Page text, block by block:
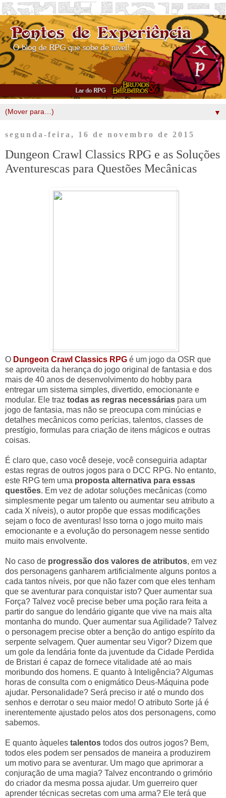
▼
segunda-feira, 16 de novembro de 2015
Dungeon Crawl Classics RPG e as Soluções
Aventurescas para Questões Mecânicas
O Dungeon Crawl Classics RPG é um jogo da OSR que
se aproveita da herança do jogo original de fantasia e dos
mais de 40 anos de desenvolvimento do hobby para
entregar um sistema simples, divertido, emocionante e
modular. Ele traz todas as regras necessárias para um
jogo de fantasia, mas não se preocupa com minúcias e
detalhes mecânicos como perícias, talentos, classes de
prestígio, formulas para criação de itens mágicos e outras
coisas.
É claro que, caso você deseje, você conseguiria adaptar
estas regras de outros jogos para o DCC RPG. No entanto,
este RPG tem uma proposta alternativa para essas
questões. Em vez de adotar soluções mecânicas (como
simplesmente pegar um talento ou aumentar seu atributo a
cada X níveis), o autor propõe que essas modificações
sejam o foco de aventuras! Isso torna o jogo muito mais
emocionante e a evolução do personagem nesse sentido
muito mais envolvente.
No caso de progressão dos valores de atributos, em vez
dos personagens ganharem artificialmente alguns pontos a
cada tantos níveis, por que não fazer com que eles tenham
que se aventurar para conquistar isto? Quer aumentar sua
Força? Talvez você precise beber uma poção rara feita a
partir do sangue do lendário gigante que vive na mais alta
montanha do mundo. Quer aumentar sua Agilidade? Talvez
o personagem precise obter a benção do antigo espírito da
serpente selvagem. Quer aumentar seu Vigor? Dizem que
um gole da lendária fonte da juventude da Cidade Perdida
de Bristari é capaz de fornece vitalidade até ao mais
moribundo dos homens. E quanto à Inteligência? Algumas
horas de consulta com o enigmático Deus-Máquina pode
ajudar. Personalidade? Será preciso ir até o mundo dos
senhos e derrotar o seu maior medo! O atributo Sorte já é
inerentemente ajustado pelos atos dos personagens, como
sabemos.
E quanto àqueles talentos todos dos outros jogos? Bem,
todos eles podem ser pensados de maneira a produzirem
um motivo para se aventurar. Um mago que aprimorar a
conjuração de uma magia? Talvez encontrando o grimório
do criador da mesma possa ajudar. Um guerreiro quer
aprender técnicas secretas com uma arma? Ele terá que